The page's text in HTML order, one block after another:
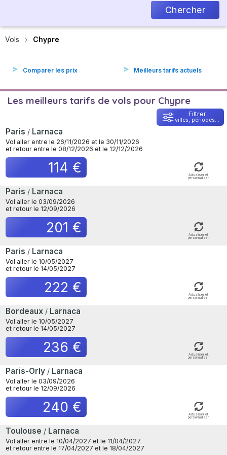
Chercher
Vols Chypre
Comparer les prix Meilleurs tarifs actuels
Les meilleurs tarifs de vols pour Chypre
Filtrer
villes, périodes...
Paris / Larnaca
Vol aller entre le 26/11/2026 et le 30/11/2026
et retour entre le 08/12/2026 et le 12/12/2026
114 € Actualiser et
personnaliser
Paris / Larnaca
Vol aller le 03/09/2026
et retour le 12/09/2026
201 € Actualiser et
personnaliser
Paris / Larnaca
Vol aller le 10/05/2027
et retour le 14/05/2027
222 € Actualiser et
personnaliser
Bordeaux / Larnaca
Vol aller le 10/05/2027
et retour le 14/05/2027
236 € Actualiser et
personnaliser
Paris-Orly / Larnaca
Vol aller le 03/09/2026
et retour le 12/09/2026
240 € Actualiser et
personnaliser
Toulouse / Larnaca
Vol aller entre le 10/04/2027 et le 11/04/2027
et retour entre le 17/04/2027 et le 18/04/2027